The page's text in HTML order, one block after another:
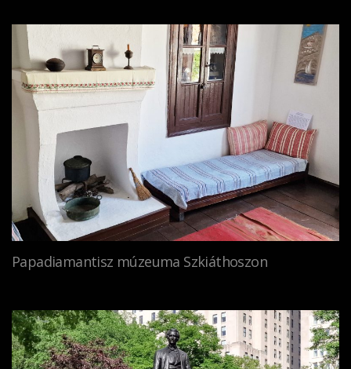
Papadiamantisz múzeuma Szkiáthoszon